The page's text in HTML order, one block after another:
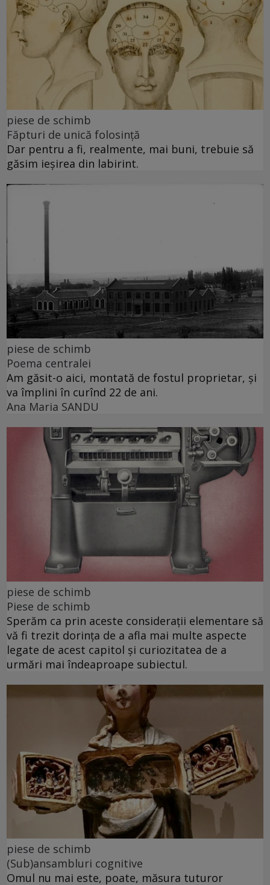
piese de schimb
Făpturi de unică folosință
Dar pentru a fi, realmente, mai buni, trebuie să
găsim ieșirea din labirint.
piese de schimb
Poema centralei
Am găsit-o aici, montată de fostul proprietar, și
va împlini în curînd 22 de ani.
Ana Maria SANDU
piese de schimb
Piese de schimb
Sperăm ca prin aceste considerații elementare să
vă fi trezit dorința de a afla mai multe aspecte
legate de acest capitol și curiozitatea de a
urmări mai îndeaproape subiectul.
piese de schimb
(Sub)ansambluri cognitive
Omul nu mai este, poate, măsura tuturor